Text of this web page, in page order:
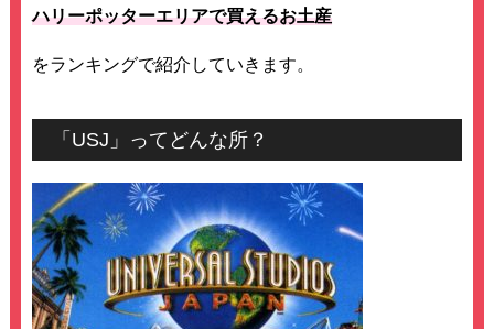
ハリーポッターエリアで買えるお土産
をランキングで紹介していきます。
「USJ」ってどんな所？